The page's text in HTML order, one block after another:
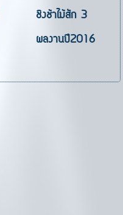
ชิงช้าไม้สัก 3
ผลงานปี2016